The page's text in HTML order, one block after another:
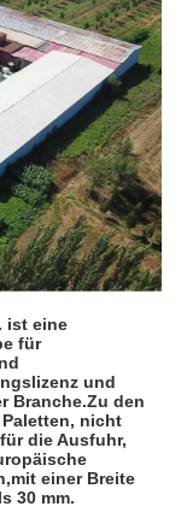
ist eine
für
und
Branche.Zu den
nicht
die Ausfuhr,
einer Breite
30 mm.